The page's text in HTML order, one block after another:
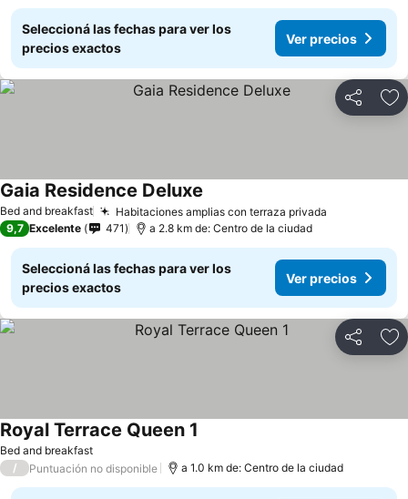
Seleccioná las fechas para ver los
precios exactos
Ver precios
Compartir
Bed and breakfast Habitaciones amplias con terraza privada
Gaia Residence Deluxe
9,7 Excelente 471 a 2.8 km de: Centro de la ciudad
Seleccioná las fechas para ver los
precios exactos
Ver precios
Compartir
Bed and breakfast
Royal Terrace Queen 1
/ Puntuación no disponible a 1.0 km de: Centro de la ciudad